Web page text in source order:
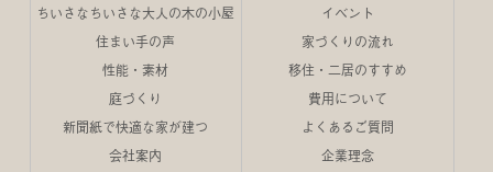
ちいさなちいさな大人の木の小屋
イベント
住まい手の声
家づくりの流れ
性能・素材
移住・二居のすすめ
庭づくり
費用について
新聞紙で快適な家が建つ
よくあるご質問
会社案内
企業理念